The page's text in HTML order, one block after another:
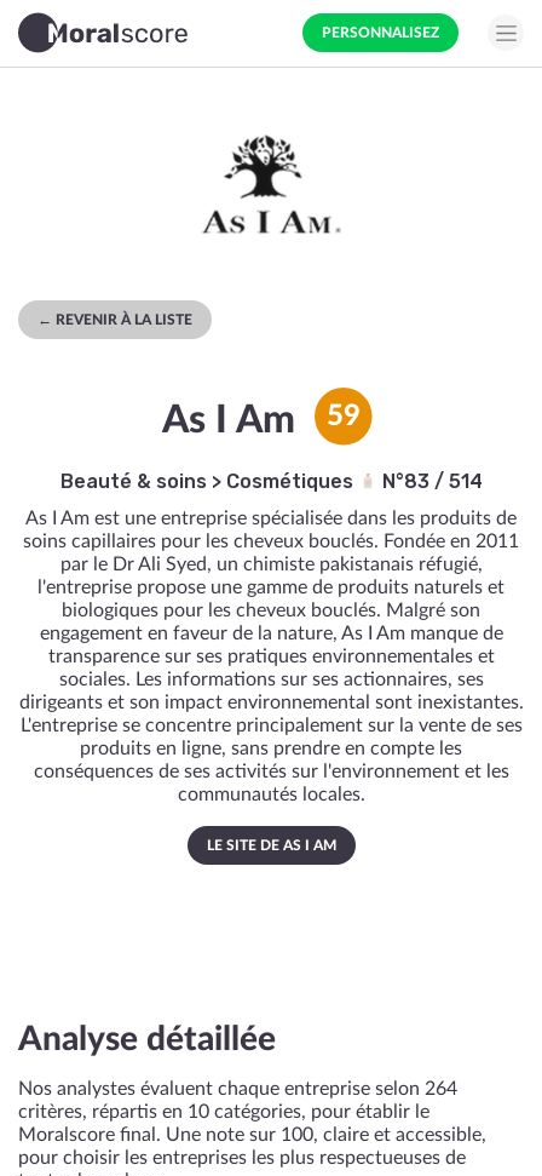
PERSONNALISEZ
← REVENIR À LA LISTE
As I Am 59
Beauté & soins> Cosmétiques N°83 / 514
As I Am est une entreprise spécialisée dans les produits de
soins capillaires pour les cheveux bouclés. Fondée en 2011
par le Dr Ali Syed, un chimiste pakistanais réfugié,
l'entreprise propose une gamme de produits naturels et
biologiques pour les cheveux bouclés. Malgré son
engagement en faveur de la nature, As I Am manque de
transparence sur ses pratiques environnementales et
sociales. Les informations sur ses actionnaires, ses
dirigeants et son impact environnemental sont inexistantes.
L'entreprise se concentre principalement sur la vente de ses
produits en ligne, sans prendre en compte les
conséquences de ses activités sur l'environnement et les
communautés locales.
LE SITE DE AS I AM
Analyse détaillée
Nos analystes évaluent chaque entreprise selon 264
critères, répartis en 10 catégories, pour établir le
Moralscore final. Une note sur 100, claire et accessible,
pour choisir les entreprises les plus respectueuses de